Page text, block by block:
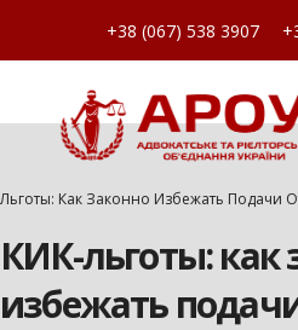
+38 (067) 538 3907
Льготы: Как Законно Избежать Подачи
КИК-льготы: как
избежать